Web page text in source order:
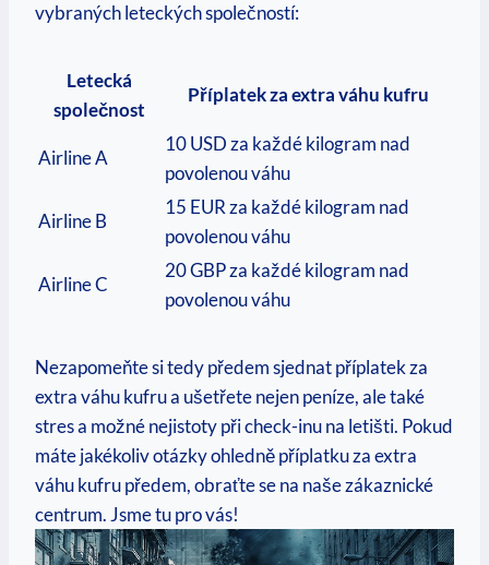
vybraných leteckých společností:
Letecká
společnost
Příplatek za extra váhu kufru
Airline A
10 USD za každé kilogram nad
povolenou váhu
Airline B
15 EUR za každé kilogram nad
povolenou váhu
Airline C
20 GBP za každé kilogram nad
povolenou váhu
Nezapomeňte si tedy předem sjednat příplatek za
extra váhu kufru a ušetřete nejen peníze, ale také
stres a možné nejistoty při check-inu na letišti. Pokud
máte jakékoliv otázky ohledně příplatku za extra
váhu kufru předem, obraťte se na naše zákaznické
centrum. Jsme tu pro vás!